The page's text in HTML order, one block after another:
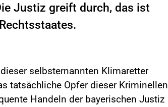
Justiz greift durch, das ist
selbsternannten Klimaretter
tatsächliche Opfer dieser Kriminellen
Handeln der bayerischen Justiz